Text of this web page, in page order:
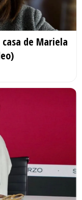
de Mariela